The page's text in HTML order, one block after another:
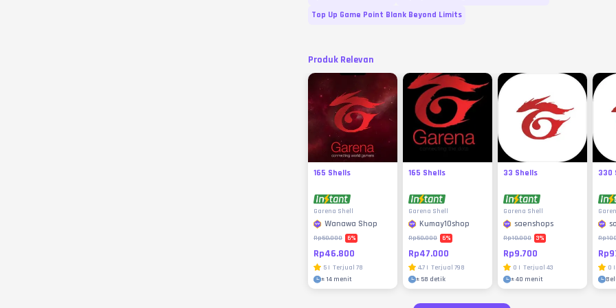
Top Up Game Point Blank Beyond Limits
Produk Relevan
165 Shells
Garena Shell
Wanawa Shop
Rp50.000 6%
Rp46.800
5 | Terjual 78
±14 menit
165 Shells
Garena Shell
Kumay10shop
Rp50.000 6%
Rp47.000
4.7 | Terjual 798
± 58 detik
33 Shells
Garena Shell
saenshops
Rp10.000 3%
Rp9.700
0 | Terjual 43
±40 menit
330
0 |